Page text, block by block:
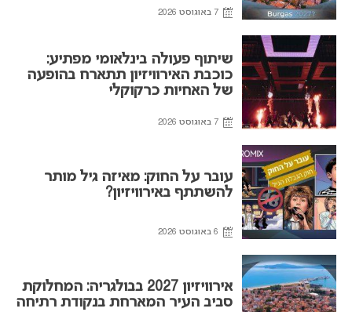
7 באוגוסט 2026
שיתוף פעולה בינלאומי מפתיע:
כוכבת האירוויזיון תתארח בהופעה
של האחיות כרקוקלי
7 באוגוסט 2026
עובר על החוק: מאיזה גיל מותר
להשתתף באירוויזיון?
6 באוגוסט 2026
אירוויזיון 2027 בבולגריה: המחלוקת
סביב העיר המארחת בנקודת רתיחה